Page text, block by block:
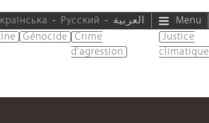
Русский العربية Menu
Génocide
Crime
d'agression
Justice
climatique